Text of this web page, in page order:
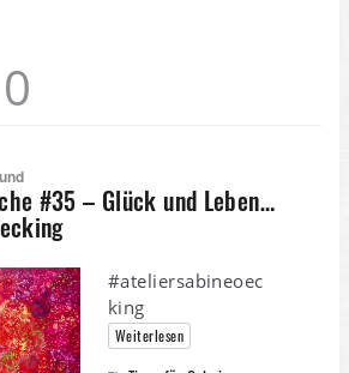
#35 – Glück und Leben…
#ateliersabineoec
king
Weiterlesen